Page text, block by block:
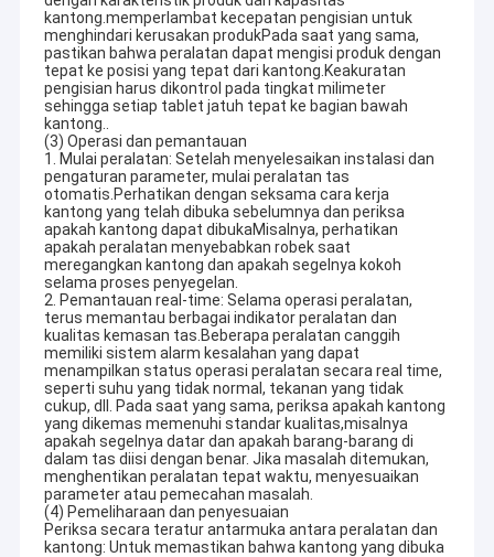
kantong.memperlambat kecepatan pengisian untuk
menghindari kerusakan produkPada saat yang sama,
pastikan bahwa peralatan dapat mengisi produk dengan
tepat ke posisi yang tepat dari kantong.Keakuratan
pengisian harus dikontrol pada tingkat milimeter
sehingga setiap tablet jatuh tepat ke bagian bawah
kantong..
(3) Operasi dan pemantauan
1. Mulai peralatan: Setelah menyelesaikan instalasi dan
pengaturan parameter, mulai peralatan tas
otomatis.Perhatikan dengan seksama cara kerja
kantong yang telah dibuka sebelumnya dan periksa
apakah kantong dapat dibukaMisalnya, perhatikan
apakah peralatan menyebabkan robek saat
meregangkan kantong dan apakah segelnya kokoh
selama proses penyegelan.
2. Pemantauan real-time: Selama operasi peralatan,
terus memantau berbagai indikator peralatan dan
kualitas kemasan tas.Beberapa peralatan canggih
memiliki sistem alarm kesalahan yang dapat
menampilkan status operasi peralatan secara real time,
seperti suhu yang tidak normal, tekanan yang tidak
cukup, dll. Pada saat yang sama, periksa apakah kantong
yang dikemas memenuhi standar kualitas,misalnya
apakah segelnya datar dan apakah barang-barang di
dalam tas diisi dengan benar. Jika masalah ditemukan,
menghentikan peralatan tepat waktu, menyesuaikan
parameter atau pemecahan masalah.
(4) Pemeliharaan dan penyesuaian
Periksa secara teratur antarmuka antara peralatan dan
kantong: Untuk memastikan bahwa kantong yang dibuka